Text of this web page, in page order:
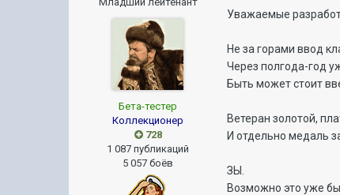
Бета-тестер
Коллекционер
728
1 087 публикаций
5 057 боёв
Уважаемые
Не за горами ввод
Через полгода-год
Быть может стоит
Ветеран золотой,
И отдельно медаль
ЗЫ.
Возможно это уже